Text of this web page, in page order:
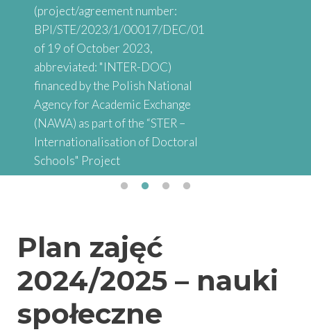
(project/agreement number:
BPI/STE/2023/1/00017/DEC/01
of 19 of October 2023,
abbreviated: "INTER-DOC)
financed by the Polish National
Agency for Academic Exchange
(NAWA) as part of the “STER –
Internationalisation of Doctoral
Schools" Project
Plan zajęć
2024/2025 – nauki
społeczne